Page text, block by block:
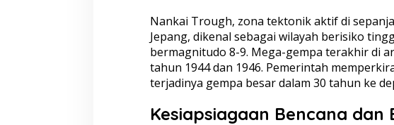
Nankai Trough, zona tektonik aktif di
Jepang, dikenal sebagai wilayah berisiko
bermagnitudo 8-9. Mega-gempa terakhir di
tahun 1944 dan 1946. Pemerintah
terjadinya gempa besar dalam 30 tahun ke
Kesiapsiagaan Bencana dan